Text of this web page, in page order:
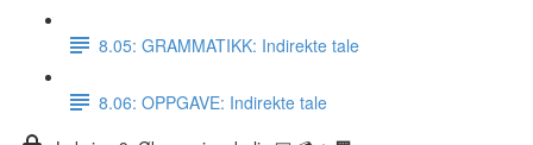
8.05: GRAMMATIKK: Indirekte tale
8.06: OPPGAVE: Indirekte tale